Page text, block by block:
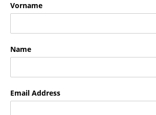
Vorname
Name
Email Address